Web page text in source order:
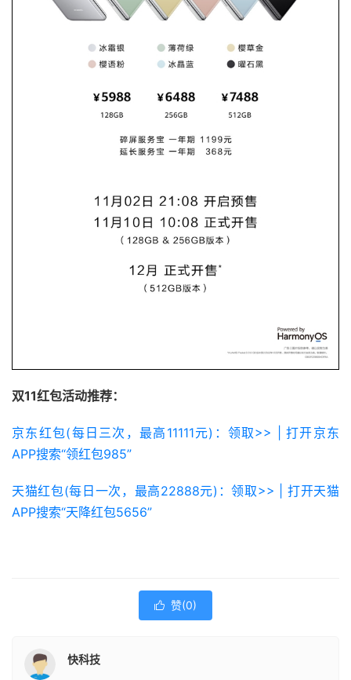
双11红包活动推荐：
京东红包(每日三次，最高11111元)：领取>> | 打开京东
APP搜索“领红包985”
天猫红包(每日一次，最高22888元)：领取>> | 打开天猫
APP搜索“天降红包5656”
 赞(0)
快科技